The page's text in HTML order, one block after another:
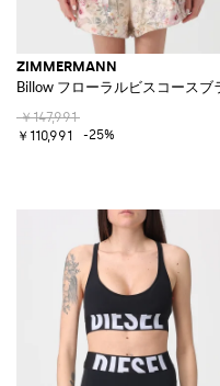
ZIMMERMANN
Billow フローラルビスコースブ
￥147,991
￥110,991
-25%